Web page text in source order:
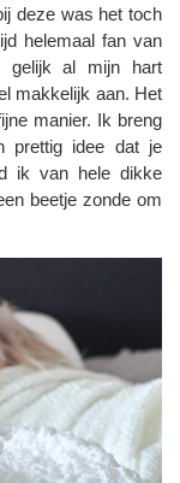
deze was het toch
helemaal fan van
gelijk al mijn hart
makkelijk aan. Het
manier. Ik breng
prettig idee dat je
ik van hele dikke
beetje zonde om